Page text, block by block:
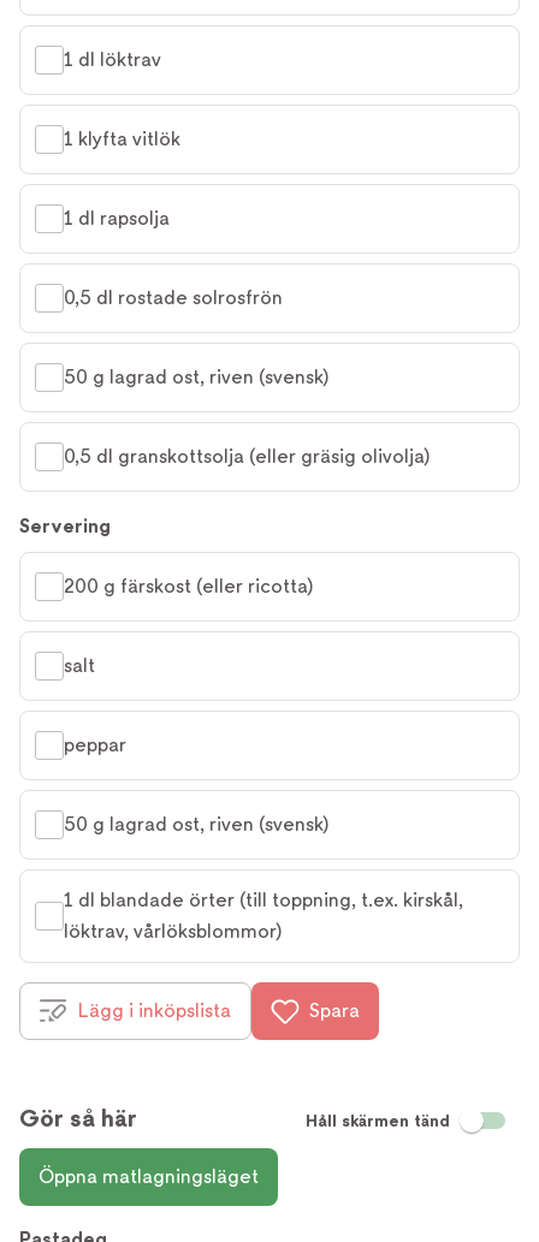
1 dl löktrav
1 klyfta vitlök
1 dl rapsolja
0,5 dl rostade solrosfrön
50 g lagrad ost, riven (svensk)
0,5 dl granskottsolja (eller gräsig olivolja)
Servering
200 g färskost (eller ricotta)
salt
peppar
50 g lagrad ost, riven (svensk)
1 dl blandade örter (till toppning, t.ex. kirskål,
löktrav, vårlöksblommor)
Lägg i inköpslista Spara
Gör så här Håll skärmen tänd
Öppna matlagningsläget